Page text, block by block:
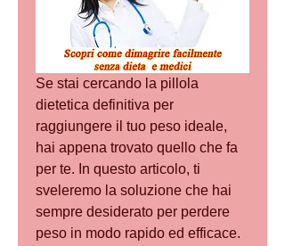
Se stai cercando la pillola
dietetica definitiva per
raggiungere il tuo peso ideale,
hai appena trovato quello che fa
per te. In questo articolo, ti
sveleremo la soluzione che hai
sempre desiderato per perdere
peso in modo rapido ed efficace.